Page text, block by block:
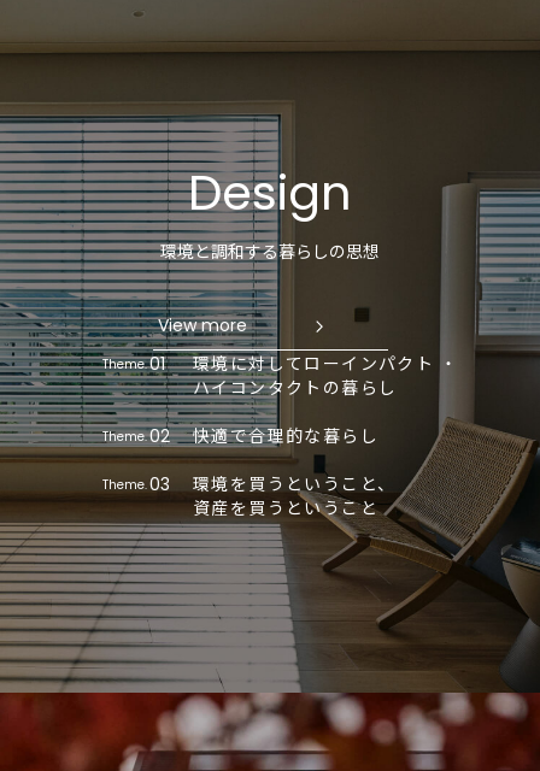
Design
環境と調和する暮らしの思想
View more
環境に対してローインパクト ・
ハイコンタクトの暮らし
快適で合理的な暮らし
環境を買うということ、
資産を買うということ